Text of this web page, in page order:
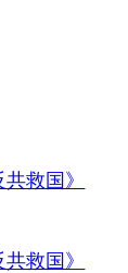
救国》
救国》